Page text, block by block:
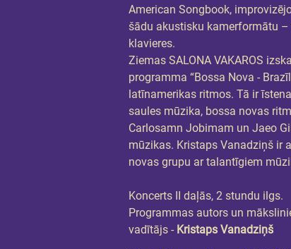
American Songbook,
šādu akustisku kamerformātu
klavieres.
Ziemas SALONA VAKAROS
programma “Bossa Nova -
latīnamerikas ritmos. Tā ir
saules mūzika, bossa novas
Carlosamn Jobimam un Jaeo
mūzikas. Kristaps Vanadziņš ir
novas grupu ar talantīgiem
Koncerts II daļās, 2 stundu ilgs.
Programmas autors un
vadītājs - Kristaps Vanadziņš